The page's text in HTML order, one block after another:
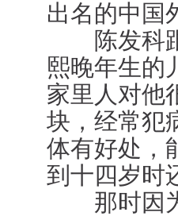
出名的中国
陈发科跟
熙晚年生的
家里人对他
块，经常犯
体有好处，
到十四岁时
那时因为